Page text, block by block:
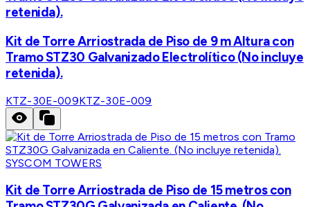
retenida).
Kit de Torre Arriostrada de Piso de 9 m Altura con
Tramo STZ30 Galvanizado Electrolítico (No incluye
retenida).
KTZ-30E-009KTZ-30E-009
SYSCOM TOWERS
Kit de Torre Arriostrada de Piso de 15 metros con